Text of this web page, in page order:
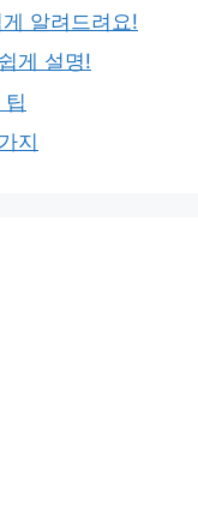
알려드려요!
게 설명!
지